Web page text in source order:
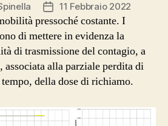
Data
dell'articolo
11 Febbraio 2022
pressoché costante. I
di mettere in evidenza la
di trasmissione del contagio, a
alla parziale perdita di
della dose di richiamo.